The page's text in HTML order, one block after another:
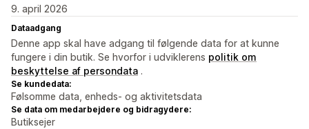
9. april 2026
Dataadgang
Denne app skal have adgang til følgende data for at kunne
fungere i din butik. Se hvorfor i udviklerens politik om
beskyttelse af persondata .
Se kundedata:
Følsomme data, enheds- og aktivitetsdata
Se data om medarbejdere og bidragydere:
Butiksejer